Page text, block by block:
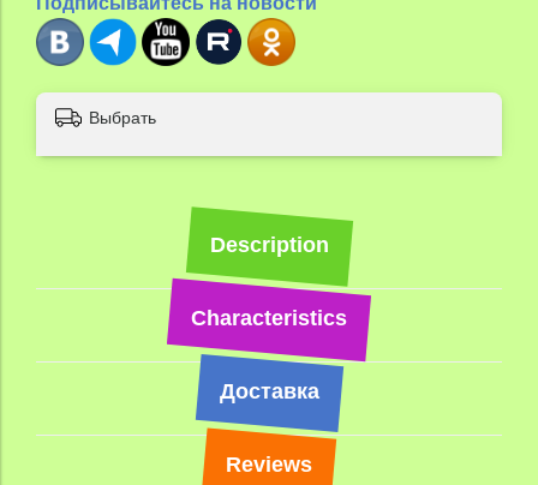
Выбрать
Description
Characteristics
Доставка
Reviews